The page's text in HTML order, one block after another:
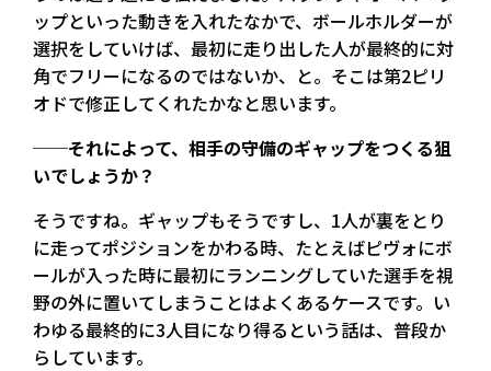
ップといった動きを入れたなかで、ボールホルダーが
選択をしていけば、最初に走り出した人が最終的に対
角でフリーになるのではないか、と。そこは第2ピリ
オドで修正してくれたかなと思います。
──それによって、相手の守備のギャップをつくる狙
いでしょうか？
そうですね。ギャップもそうですし、1人が裏をとり
に走ってポジションをかわる時、たとえばピヴォにボ
ールが入った時に最初にランニングしていた選手を視
野の外に置いてしまうことはよくあるケースです。い
わゆる最終的に3人目になり得るという話は、普段か
らしています。